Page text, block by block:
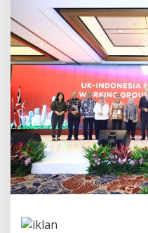
h
a
n
a
n
R
i
s
i
k
o
I
k
l
i
m